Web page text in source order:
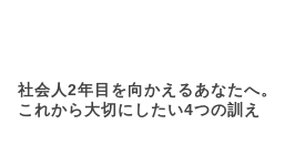
社会人2年目を向かえるあなたへ。
これから大切にしたい4つの訓え